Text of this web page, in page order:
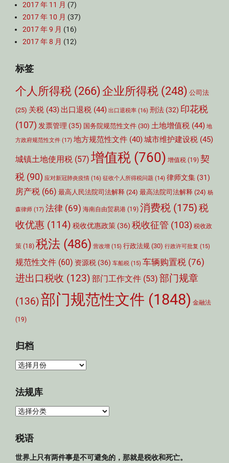
2017 年 11 月 (7)
2017 年 10 月 (37)
2017 年 9 月 (16)
2017 年 8 月 (12)
标签
个人所得税 (266) 企业所得税 (248) 公司法
(25) 关税 (43) 出口退税 (44) 出口退税率 (16) 刑法 (32) 印花税
(107) 发票管理 (35) 国务院规范性文件 (30) 土地增值税 (44) 地
方政府规范性文件 (17) 地方规范性文件 (40)城市维护建设税 (45)
城镇土地使用税 (57) 增值税 (760) 增值税 (19) 契
税 (90) 应对新冠肺炎疫情 (16) 征收个人所得税问题 (14) 律师文集 (31)
房产税 (66) 最高人民法院司法解释 (24) 最高法院司法解释 (24) 杨
森律师 (17) 法律 (69) 海南自由贸易港 (19) 消费税 (175)税
收优惠 (114) 税收优惠政策 (36) 税收征管 (103) 税收政
策 (18) 税法 (486) 营改增 (15) 行政法规 (30) 行政许可批复 (15)
规范性文件 (60) 资源税 (36) 车船税 (15) 车辆购置税 (76)
进出口税收 (123) 部门工作文件 (53) 部门规章
(136)部门规范性文件 (1848) 金融法
(19)
归档
归
法规库
法
库
税语
世界上只有两件事是不可避免的，那就是税收和死亡。